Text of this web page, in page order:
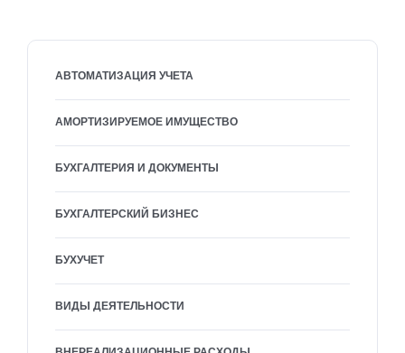
АВТОМАТИЗАЦИЯ УЧЕТА
АМОРТИЗИРУЕМОЕ ИМУЩЕСТВО
БУХГАЛТЕРИЯ И ДОКУМЕНТЫ
БУХГАЛТЕРСКИЙ БИЗНЕС
БУХУЧЕТ
ВИДЫ ДЕЯТЕЛЬНОСТИ